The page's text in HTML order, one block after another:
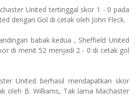
United tertinggal skor 1 - 0 pada
dengan Gol di cetak oleh John Fleck.
babak kedua , Sheffield United
di menit 52 menjadi 2 - 0 di cetak gol
United berhasil mendapatkan skor
oleh B. Williams, Tak lama Machaster